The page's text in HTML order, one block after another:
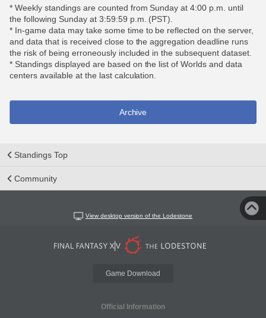
* Weekly standings are counted from Sunday at 4:00 p.m. until
the following Sunday at 3:59:59 p.m. (PST).
* In-game data may take some time to be reflected on the server,
and data that is received close to the aggregation deadline runs
the risk of being erroneously included in the subsequent dataset.
* Standings displayed are based on the list of Worlds and data
centers available at the last calculation.
Archive
Standings Top
Community
View desktop version of the Lodestone
Game Download
Official Information